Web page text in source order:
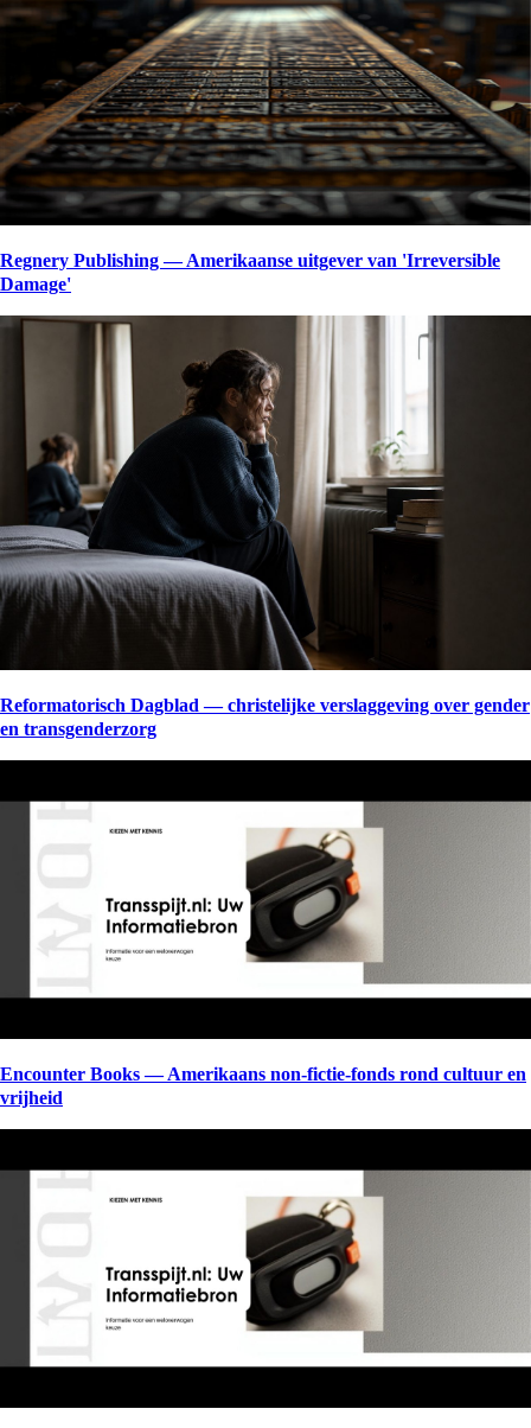
Regnery Publishing — Amerikaanse uitgever van 'Irreversible
Damage'
Reformatorisch Dagblad — christelijke verslaggeving over gender
en transgenderzorg
Encounter Books — Amerikaans non-fictie-fonds rond cultuur en
vrijheid